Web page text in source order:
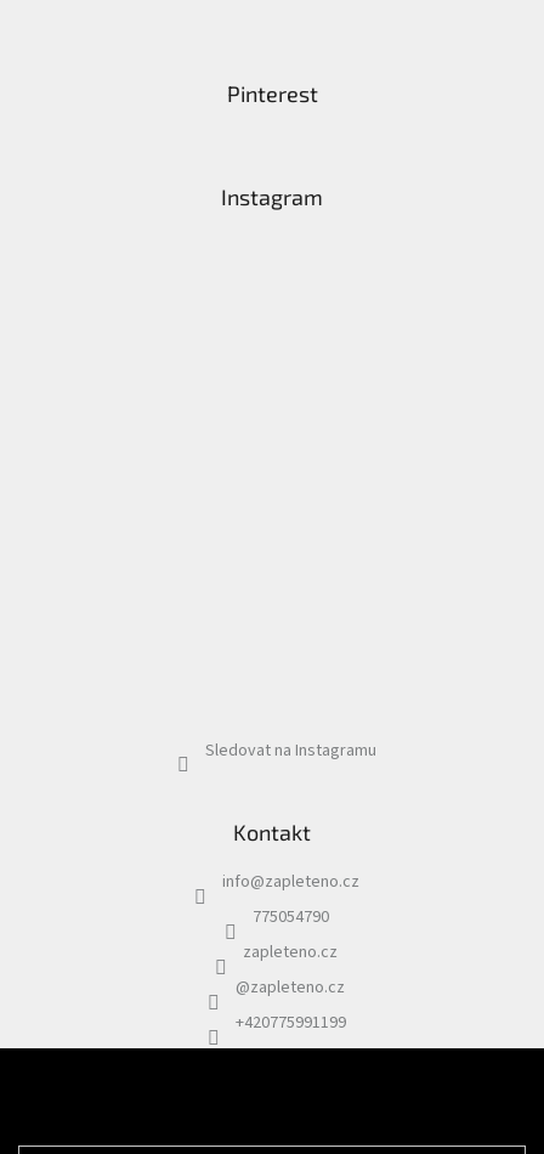
Pinterest
Instagram
Sledovat na Instagramu
Kontakt
info@zapleteno.cz
775054790
zapleteno.cz
@zapleteno.cz
+420775991199